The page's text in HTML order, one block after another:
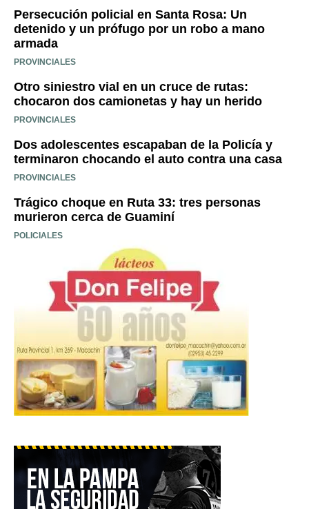
Persecución policial en Santa Rosa: Un
detenido y un prófugo por un robo a mano
armada
PROVINCIALES
Otro siniestro vial en un cruce de rutas:
chocaron dos camionetas y hay un herido
PROVINCIALES
Dos adolescentes escapaban de la Policía y
terminaron chocando el auto contra una casa
PROVINCIALES
Trágico choque en Ruta 33: tres personas
murieron cerca de Guaminí
POLICIALES